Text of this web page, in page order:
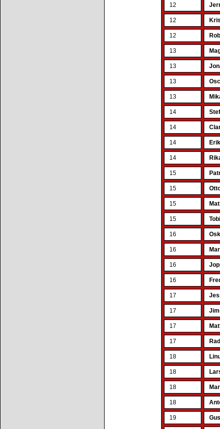
12
12
12
13
13
13
13
14
14
14
14
15
15
15
15
16
16
16
16
17
17
17
17
18
18
18
18
19